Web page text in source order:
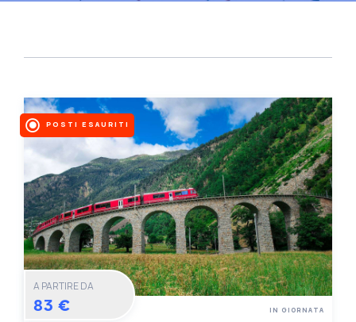
POSTI ESAURITI
A PARTIRE DA
83 € IN GIORNATA